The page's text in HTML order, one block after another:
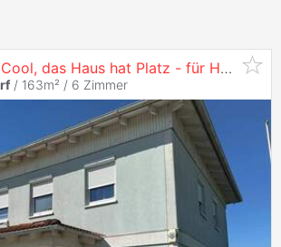
das Haus hat Platz - für Hund und Katz und Spatz!
/ 163m² / 6 Zimmer